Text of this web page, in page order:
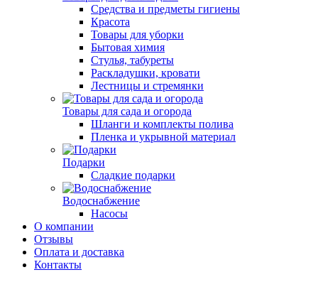
Средства и предметы гигиены
Красота
Товары для уборки
Бытовая химия
Стулья, табуреты
Раскладушки, кровати
Лестницы и стремянки
Товары для сада и огорода
Шланги и комплекты полива
Пленка и укрывной материал
Подарки
Cладкие подарки
Водоснабжение
Насосы
О компании
Отзывы
Оплата и доставка
Контакты